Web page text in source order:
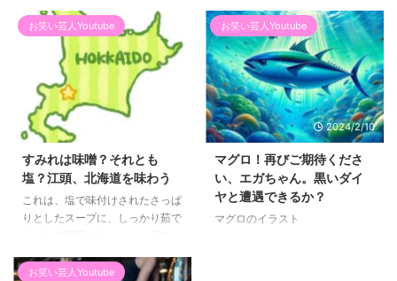
ップラーメンは、日清食品の創業
者である安藤百福氏によって
1966年に考案されました。安藤
氏は、欧米への視察旅行から帰国
後、飛行機で提供されたマカデミ
アナッツのプラスチック容器を見
て、その容器を利用したインスタ
ントラーメンのアイデアを思いつ
きました。この発想がカップラー
メンとして具現化されたのです。
商品化の過程 カップラーメンの
開発初期には、どのようにして麺
をカップに固定するかが大きな課
発想」として、麺をカップの底 ...
で作成されたビットマップ画像で
す。このアートスタイルは、色付
きのピクセルを様々なパターンで
配置することにより、画像やアニ
メーションを作り出します。ドッ
ト絵の独特な特徴は、その構成要
素であるピクセルが、画面上で矩
され、各ピクセルが単一の色を持
つことです。この方法により、シ
ンプルながらも鮮明なビジュアル
が生まれ、特定の芸術的効果やス
お笑い芸人Youtube
すみれは味噌？それとも
塩？江頭、北海道を味わう
これは、塩で味付けされたさっぱ
りとしたスープに、しっかり茹で
ーメンのスープは、豚骨ラーメン
お笑い芸人Youtube
2024/2/10
マグロ！再びご期待くださ
い、エガちゃん。黒いダイ
ヤと遭遇できるか？
マグロのイラスト
お笑い芸人Youtube